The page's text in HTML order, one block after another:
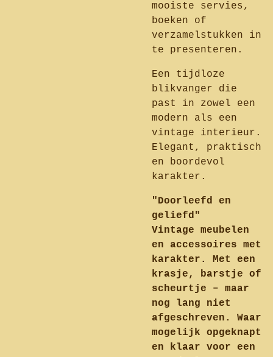
mooiste servies,
boeken of
verzamelstukken in
te presenteren.
Een tijdloze
blikvanger die
past in zowel een
modern als een
vintage interieur.
Elegant, praktisch
en boordevol
karakter.
"Doorleefd en
geliefd"
Vintage meubelen
en accessoires met
karakter. Met een
krasje, barstje of
scheurtje – maar
nog lang niet
afgeschreven. Waar
mogelijk opgeknapt
en klaar voor een